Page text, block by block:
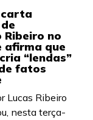
Ribeiro no
afirma que
“lendas”
fatos
Lucas Ribeiro
nesta terça-